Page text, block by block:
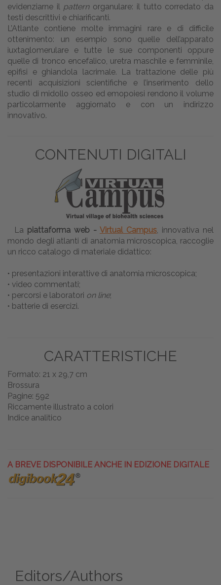
evidenziarne il pattern organulare: il tutto corredato da
testi descrittivi e chiarificanti.
L’Atlante contiene molte immagini rare e di difficile
ottenimento: un esempio sono quelle dell’apparato
iuxtaglomerulare e tutte le sue componenti oppure
quelle di tronco encefalico, uretra maschile e femminile,
epifisi e ghiandola lacrimale. La trattazione delle più
recenti acquisizioni scientifiche e l’inserimento dello
studio di midollo osseo ed emopoiesi rendono il volume
particolarmente aggiornato e con un indirizzo
innovativo.
CONTENUTI DIGITALI
La piattaforma web - Virtual Campus, innovativa nel
mondo degli atlanti di anatomia microscopica, raccoglie
un ricco catalogo di materiale didattico:
• presentazioni interattive di anatomia microscopica;
• video commentati;
• percorsi e laboratori on line;
• batterie di esercizi.
CARATTERISTICHE
Formato: 21 x 29,7 cm
Brossura
Pagine: 592
Riccamente illustrato a colori
Indice analitico
A BREVE DISPONIBILE ANCHE IN EDIZIONE DIGITALE
Editors/Authors